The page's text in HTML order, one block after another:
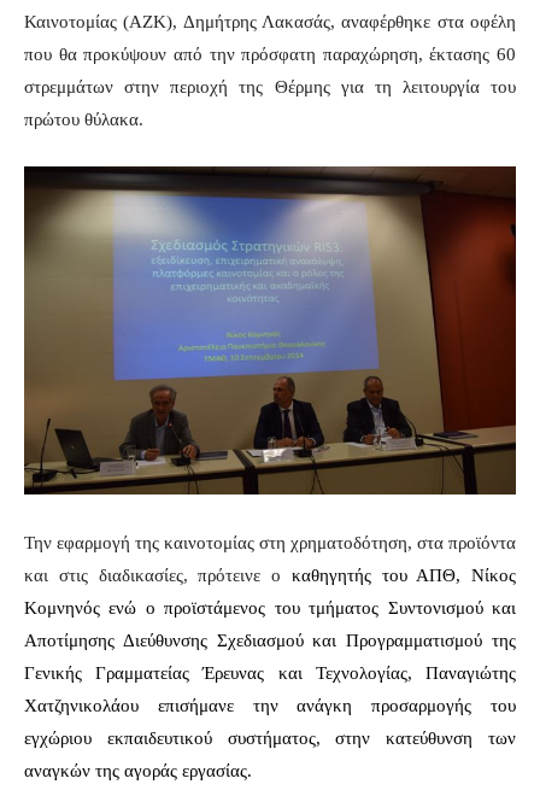
Καινοτομίας (ΑΖΚ), Δημήτρης Λακασάς, αναφέρθηκε στα οφέλη
που θα προκύψουν από την πρόσφατη παραχώρηση, έκτασης 60
στρεμμάτων στην περιοχή της Θέρμης για τη λειτουργία του
πρώτου θύλακα.
Την εφαρμογή της καινοτομίας στη χρηματοδότηση, στα προϊόντα
και στις διαδικασίες, πρότεινε ο καθηγητής του ΑΠΘ, Νίκος
Κομνηνός ενώ ο προϊστάμενος του τμήματος Συντονισμού και
Αποτίμησης Διεύθυνσης Σχεδιασμού και Προγραμματισμού της
Γενικής Γραμματείας Έρευνας και Τεχνολογίας, Παναγιώτης
Χατζηνικολάου επισήμανε την ανάγκη προσαρμογής του
εγχώριου εκπαιδευτικού συστήματος, στην κατεύθυνση των
αναγκών της αγοράς εργασίας.